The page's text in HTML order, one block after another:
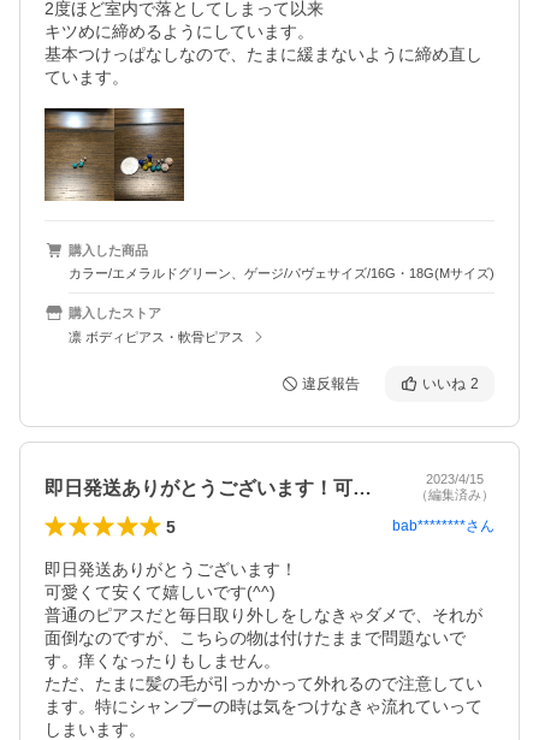
2度ほど室内で落としてしまって以来
キツめに締めるようにしています。
基本つけっぱなしなので、たまに緩まないように締め直し
ています。
購入した商品
カラー/エメラルドグリーン、ゲージ/パヴェサイズ/16G・18G(Mサイズ)
購入したストア
凛 ボディピアス・軟骨ピアス
違反報告 いいね 2
即日発送ありがとうございます！可愛くて…
2023/4/15
（編集済み）
5 bab********さん
即日発送ありがとうございます！
可愛くて安くて嬉しいです(^^)
普通のピアスだと毎日取り外しをしなきゃダメで、それが
面倒なのですが、こちらの物は付けたままで問題ないで
す。痒くなったりもしません。
ただ、たまに髪の毛が引っかかって外れるので注意してい
ます。特にシャンプーの時は気をつけなきゃ流れていって
しまいます。